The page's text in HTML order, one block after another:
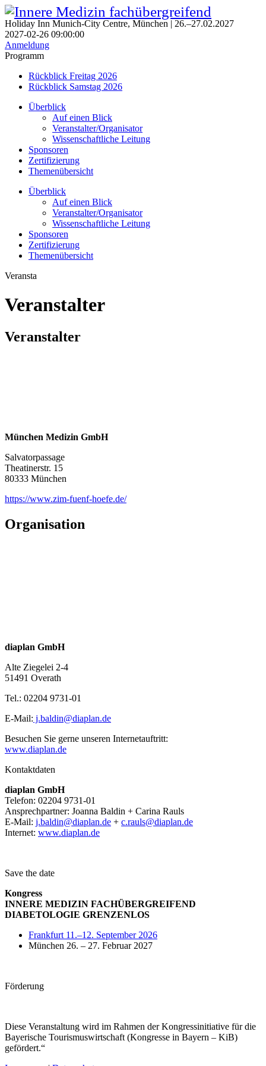
Holiday Inn Munich-City Centre, München | 26.–27.02.2027
2027-02-26 09:00:00
Anmeldung
Programm
Rückblick Freitag 2026
Rückblick Samstag 2026
Überblick
Auf einen Blick
Veranstalter/Organisator
Wissen­schaft­liche Leitung
Sponsoren
Zertifizierung
Themen­über­sicht
Überblick
Auf einen Blick
Veranstalter/Organisator
Wissen­schaft­liche Leitung
Sponsoren
Zertifizierung
Themen­über­sicht
Veransta
Veranstalter
Veranstalter
München Medizin GmbH
Salvatorpassage
Theatinerstr. 15
80333 München
https://www.zim-fuenf-hoefe.de/
Organisation
diaplan GmbH
Alte Ziegelei 2-4
51491 Overath
Tel.: 02204 9731-01
E-Mail: j.baldin@diaplan.de
Besuchen Sie gerne unseren Internetauftritt:
www.diaplan.de
Kontaktdaten
diaplan GmbH
Telefon: 02204 9731-01
Ansprechpartner: Joanna Baldin + Carina Rauls
E-Mail: j.baldin@diaplan.de + c.rauls@diaplan.de
Internet: www.diaplan.de
Save the date
Kongress
INNERE MEDIZIN FACHÜBERGREIFEND
DIABETOLOGIE GRENZENLOS
Frankfurt 11.–12. September 2026
München 26. – 27. Februar 2027
Förderung
Diese Veranstaltung wird im Rahmen der Kongressinitiative für die
Bayerische Tourismuswirtschaft (Kongresse in Bayern – KiB)
gefördert.“